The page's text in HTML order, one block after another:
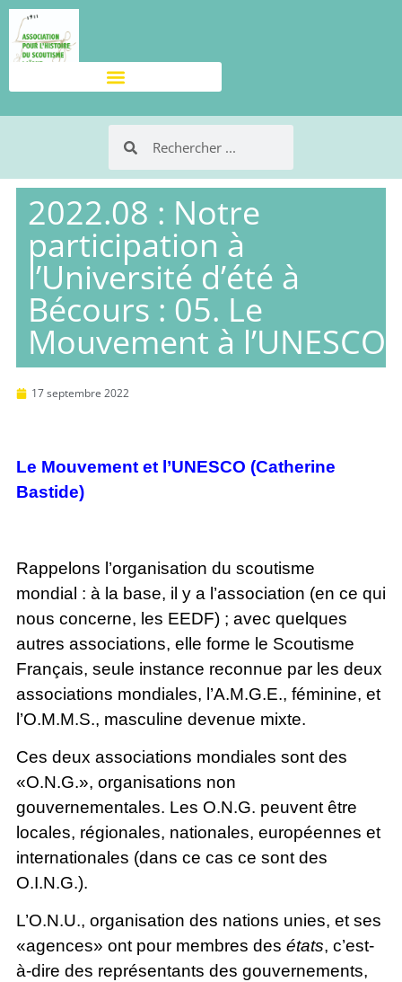
2022.08 : Notre
participation à
l’Université d’été à
Bécours : 05. Le
Mouvement à l’UNESCO
17 septembre 2022
Le Mouvement et l’UNESCO (Catherine
Bastide)
Rappelons l’organisation du scoutisme
mondial : à la base, il y a l’association (en ce qui
nous concerne, les EEDF) ; avec quelques
autres associations, elle forme le Scoutisme
Français, seule instance reconnue par les deux
associations mondiales, l’A.M.G.E., féminine, et
l’O.M.M.S., masculine devenue mixte.
Ces deux associations mondiales sont des
«O.N.G.», organisations non
gouvernementales. Les O.N.G. peuvent être
locales, régionales, nationales, européennes et
internationales (dans ce cas ce sont des
O.I.N.G.).
L’O.N.U., organisation des nations unies, et ses
«agences» ont pour membres des états, c’est-
à-dire des représentants des gouvernements,